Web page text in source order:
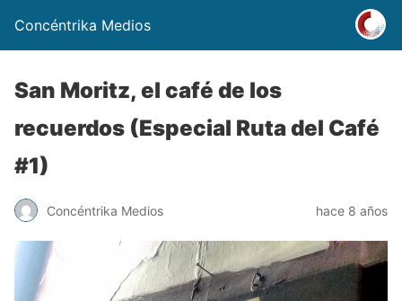
Concéntrika Medios
San Moritz, el café de los
recuerdos (Especial Ruta del Café
#1)
Concéntrika Medios hace 8 años